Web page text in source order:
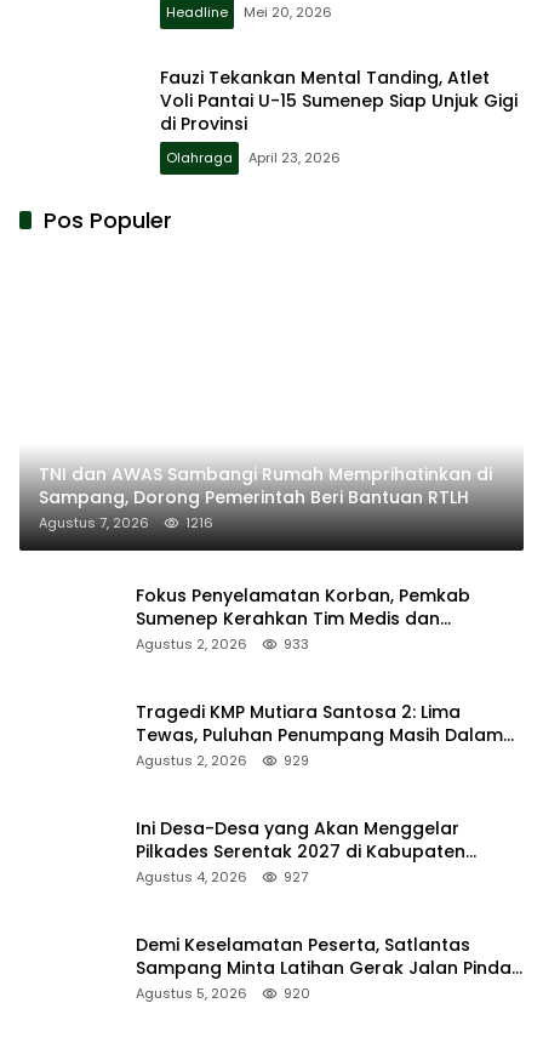
Headline Mei 20, 2026
Fauzi Tekankan Mental Tanding, Atlet
Voli Pantai U-15 Sumenep Siap Unjuk Gigi
di Provinsi
Olahraga April 23, 2026
Pos Populer
TNI dan AWAS Sambangi Rumah Memprihatinkan di
Sampang, Dorong Pemerintah Beri Bantuan RTLH
Agustus 7, 2026 1216
Fokus Penyelamatan Korban, Pemkab
Sumenep Kerahkan Tim Medis dan
Ambulans ke Pelabuhan Kalianget
Agustus 2, 2026 933
Tragedi KMP Mutiara Santosa 2: Lima
Tewas, Puluhan Penumpang Masih Dalam
Pencarian
Agustus 2, 2026 929
Ini Desa-Desa yang Akan Menggelar
Pilkades Serentak 2027 di Kabupaten
Sumenep
Agustus 4, 2026 927
Demi Keselamatan Peserta, Satlantas
Sampang Minta Latihan Gerak Jalan Pindah
ke Lokasi Aman
Agustus 5, 2026 920